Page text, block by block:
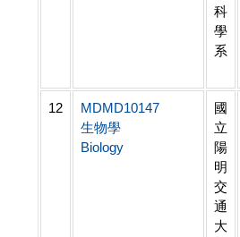
科
學
系
12
MDMD10147
生物學
Biology
國
立
陽
明
交
通
大